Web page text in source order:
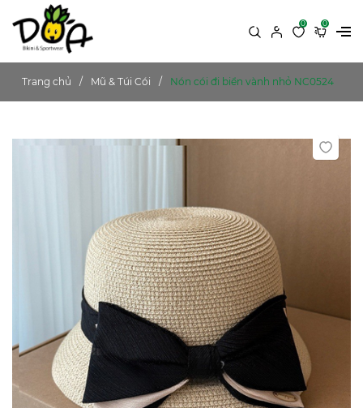
0 0
Trang chủ Mũ & Túi Cói Nón cói đi biển vành nhỏ NC0524